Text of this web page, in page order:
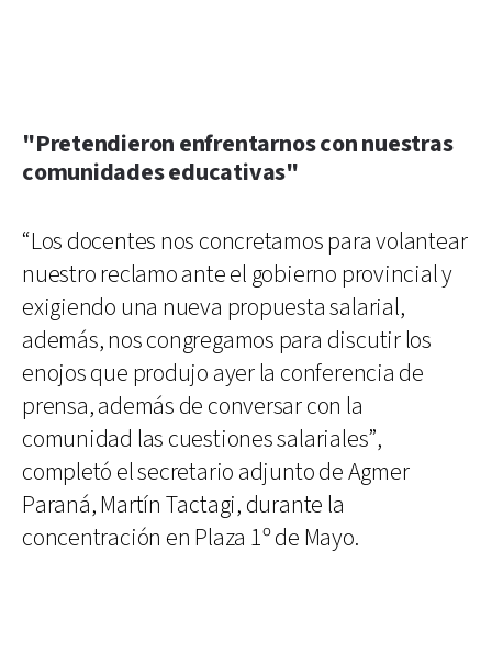
"Pretendieron enfrentarnos con nuestras
comunidades educativas"
“Los docentes nos concretamos para volantear
nuestro reclamo ante el gobierno provincial y
exigiendo una nueva propuesta salarial,
además, nos congregamos para discutir los
enojos que produjo ayer la conferencia de
prensa, además de conversar con la
comunidad las cuestiones salariales”,
completó el secretario adjunto de Agmer
Paraná, Martín Tactagi, durante la
concentración en Plaza 1º de Mayo.